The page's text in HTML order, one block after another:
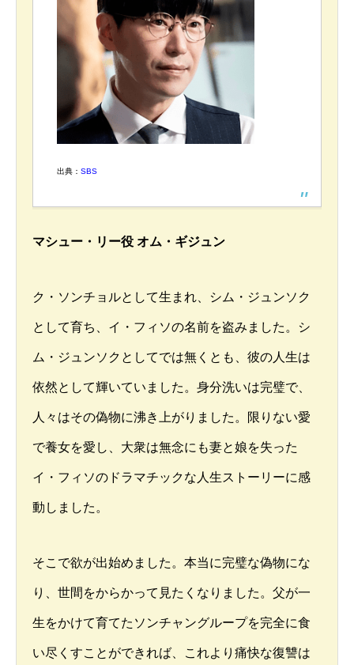
出典： SBS
マシュー・リー役 オム・ギジュン
ク・ソンチョルとして生まれ、シム・ジュンソク
として育ち、イ・フィソの名前を盗みました。シ
ム・ジュンソクとしてでは無くとも、彼の人生は
依然として輝いていました。身分洗いは完璧で、
人々はその偽物に沸き上がりました。限りない愛
で養女を愛し、大衆は無念にも妻と娘を失った
イ・フィソのドラマチックな人生ストーリーに感
動しました。
そこで欲が出始めました。本当に完璧な偽物にな
り、世間をからかって見たくなりました。父が一
生をかけて育てたソンチャングループを完全に食
い尽くすことができれば、これより痛快な復讐は